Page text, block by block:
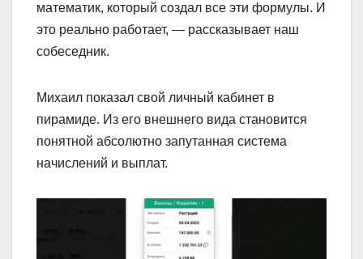
математик, который создал все эти формулы. И
это реально работает, — рассказывает наш
собеседник.
Михаил показал свой личный кабинет в
пирамиде. Из его внешнего вида становится
понятной абсолютно запутанная система
начислений и выплат.